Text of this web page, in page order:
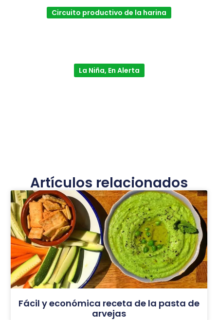
Circuito productivo de la harina
La Niña, En Alerta
Artículos relacionados
Fácil y económica receta de la pasta de
arvejas